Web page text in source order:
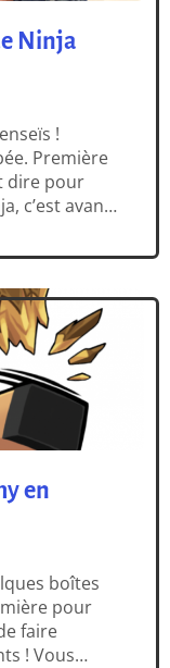
Ninja
!
Première
dire pour
c’est avant
de soi
en
boîtes
pour
faire
! Vous